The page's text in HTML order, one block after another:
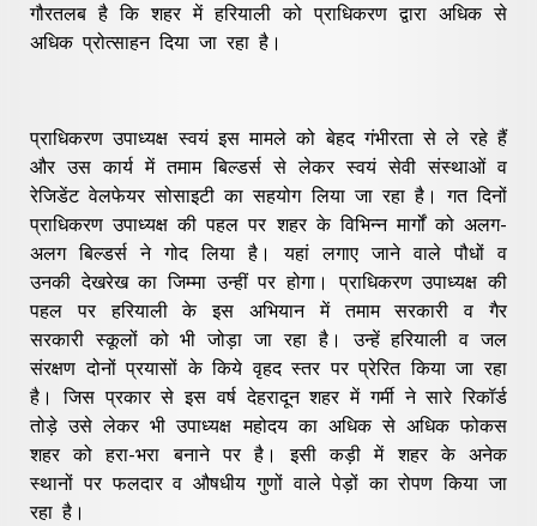
गौरतलब है कि शहर में हरियाली को प्राधिकरण द्वारा अधिक से
अधिक प्रोत्साहन दिया जा रहा है।
प्राधिकरण उपाध्यक्ष स्वयं इस मामले को बेहद गंभीरता से ले रहे हैं
और उस कार्य में तमाम बिल्डर्स से लेकर स्वयं सेवी संस्थाओं व
रेजिडेंट वेलफेयर सोसाइटी का सहयोग लिया जा रहा है। गत दिनों
प्राधिकरण उपाध्यक्ष की पहल पर शहर के विभिन्न मार्गों को अलग-
अलग बिल्डर्स ने गोद लिया है। यहां लगाए जाने वाले पौधों व
उनकी देखरेख का जिम्मा उन्हीं पर होगा। प्राधिकरण उपाध्यक्ष की
पहल पर हरियाली के इस अभियान में तमाम सरकारी व गैर
सरकारी स्कूलों को भी जोड़ा जा रहा है। उन्हें हरियाली व जल
संरक्षण दोनों प्रयासों के किये वृहद स्तर पर प्रेरित किया जा रहा
है। जिस प्रकार से इस वर्ष देहरादून शहर में गर्मी ने सारे रिकॉर्ड
तोड़े उसे लेकर भी उपाध्यक्ष महोदय का अधिक से अधिक फोकस
शहर को हरा-भरा बनाने पर है। इसी कड़ी में शहर के अनेक
स्थानों पर फलदार व औषधीय गुणों वाले पेड़ों का रोपण किया जा
रहा है।